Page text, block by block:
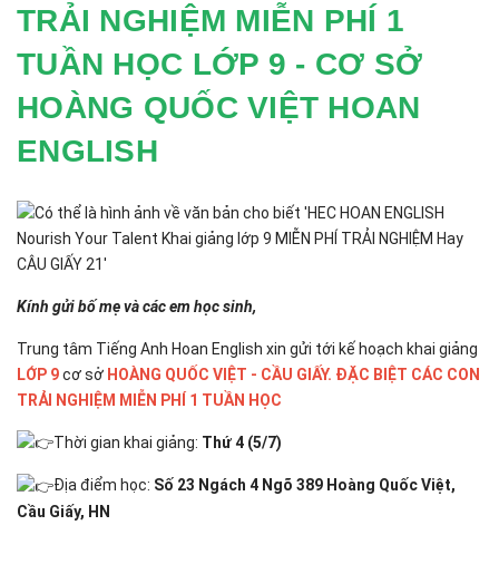
TRẢI NGHIỆM MIỄN PHÍ 1
TUẦN HỌC LỚP 9 - CƠ SỞ
HOÀNG QUỐC VIỆT HOAN
ENGLISH
Kính gửi bố mẹ và các em học sinh,
Trung tâm Tiếng Anh Hoan English xin gửi tới kế hoạch khai giảng
LỚP 9cơ sở HOÀNG QUỐC VIỆT - CẦU GIẤY. ĐẶC BIỆT CÁC CON
TRẢI NGHIỆM MIỄN PHÍ 1 TUẦN HỌC
Thời gian khai giảng: Thứ 4 (5/7)
Địa điểm học: Số 23 Ngách 4 Ngõ 389 Hoàng Quốc Việt,
Cầu Giấy, HN